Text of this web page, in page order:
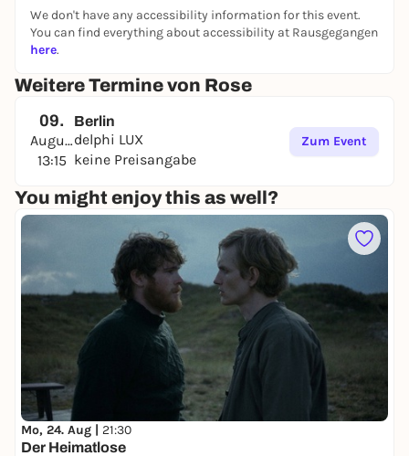
We don't have any accessibility information for this event.
You can find everything about accessibility at Rausgegangen
here.
Weitere Termine von Rose
09.
August
13:15
Berlin
delphi LUX
keine Preisangabe
Zum Event
You might enjoy this as well?
Mo, 24. Aug | 21:30
Der Heimatlose